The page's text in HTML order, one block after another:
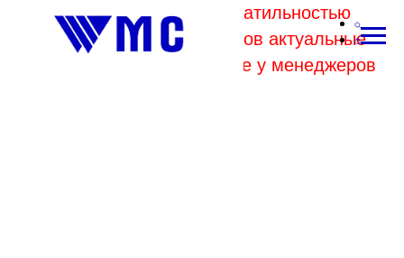
В связи с высокой волатильностью
отпускных цен комбинатов актуальные
цены на металл уточняйте у менеджеров